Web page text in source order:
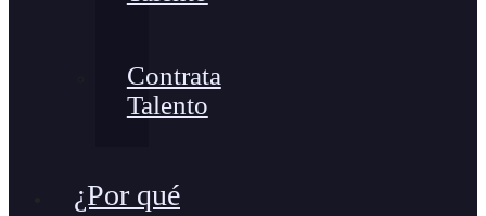
Contrata
Talento
¿Por qué